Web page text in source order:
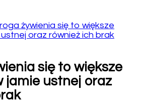
żywienia się to większe
oraz również ich brak
się to większe
jamie ustnej oraz